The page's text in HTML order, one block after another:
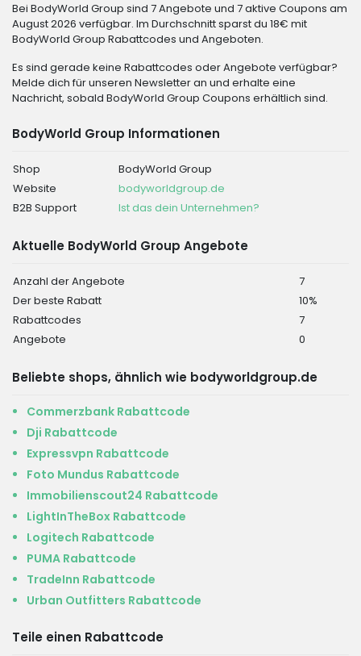
Bei BodyWorld Group sind 7 Angebote und 7 aktive Coupons am
August 2026 verfügbar. Im Durchschnitt sparst du 18€ mit
BodyWorld Group Rabattcodes und Angeboten.
Es sind gerade keine Rabattcodes oder Angebote verfügbar?
Melde dich für unseren Newsletter an und erhalte eine
Nachricht, sobald BodyWorld Group Coupons erhältlich sind.
BodyWorld Group Informationen
Shop
BodyWorld Group
Website
bodyworldgroup.de
B2B Support
Ist das dein Unternehmen?
Aktuelle BodyWorld Group Angebote
Anzahl der Angebote
7
Der beste Rabatt
10%
Rabattcodes
7
Angebote
0
Beliebte shops, ähnlich wie bodyworldgroup.de
Commerzbank Rabattcode
Dji Rabattcode
Expressvpn Rabattcode
Foto Mundus Rabattcode
Immobilienscout24 Rabattcode
LightInTheBox Rabattcode
Logitech Rabattcode
PUMA Rabattcode
TradeInn Rabattcode
Urban Outfitters Rabattcode
Teile einen Rabattcode